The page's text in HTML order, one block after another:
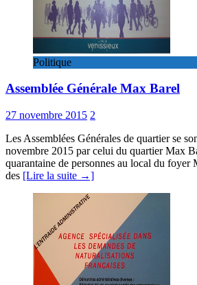
Politique
Assemblée Générale Max Barel
27 novembre 2015 2
Les Assemblées Générales de quartier se
novembre 2015 par celui du quartier Max
quarantaine de personnes au local du foyer
des [Lire la suite →]